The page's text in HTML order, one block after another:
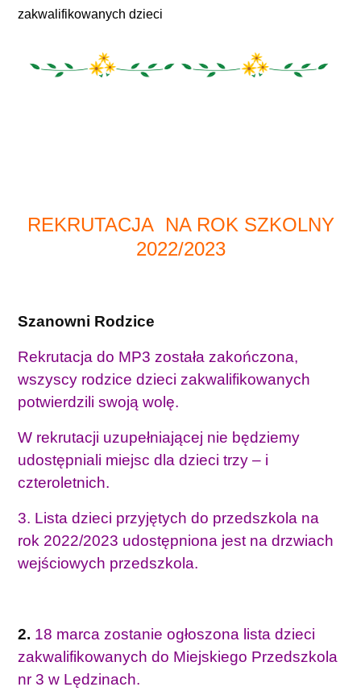
zakwalifikowanych dzieci
REKRUTACJA NA ROK SZKOLNY
2022/2023
Szanowni Rodzice
Rekrutacja do MP3 została zakończona,
wszyscy rodzice dzieci zakwalifikowanych
potwierdzili swoją wolę.
W rekrutacji uzupełniającej nie będziemy
udostępniali miejsc dla dzieci trzy – i
czteroletnich.
3. Lista dzieci przyjętych do przedszkola na
rok 2022/2023 udostępniona jest na drzwiach
wejściowych przedszkola.
2. 18 marca zostanie ogłoszona lista dzieci
zakwalifikowanych do Miejskiego Przedszkola
nr 3 w Lędzinach.